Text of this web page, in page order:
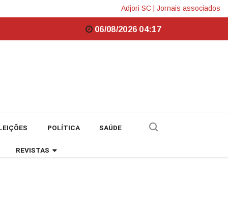
Adjori SC Jornais associados
06/08/2026 04:17
POLÍTICA SAÚDE
REVISTAS